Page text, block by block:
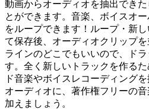
動画からオーディオを抽出でき
とができます。音楽、ボイスオ
をループできます！ループ・新
て保存後、オーディオクリップ
ラインのどこでもいいので、ド
す。全く新しいトラックを作る
ド音楽やボイスレコーディング
オーディオに、著作権フリーの
加えましょう。